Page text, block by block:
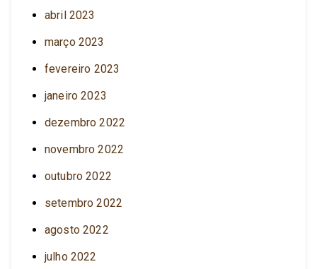
abril 2023
março 2023
fevereiro 2023
janeiro 2023
dezembro 2022
novembro 2022
outubro 2022
setembro 2022
agosto 2022
julho 2022